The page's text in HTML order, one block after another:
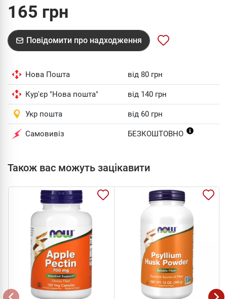
165 грн
Повідомити про надходження
Нова Пошта від 80 грн
Кур'єр "Нова пошта" від 140 грн
Укр пошта від 60 грн
Самовивіз БЕЗКОШТОВНО
Також вас можуть зацікавити